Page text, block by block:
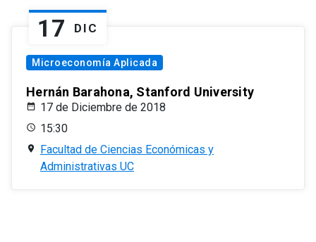
17 DIC
Microeconomía Aplicada
Hernán Barahona, Stanford University
17 de Diciembre de 2018
15:30
Facultad de Ciencias Económicas y
Administrativas UC